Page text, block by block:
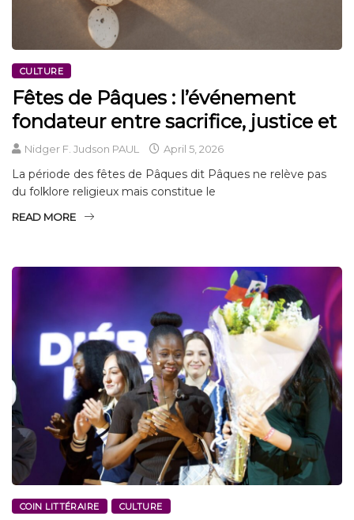
CULTURE
Fêtes de Pâques : l’événement
fondateur entre sacrifice, justice et
Nidger F. Judson PAUL April 5, 2026
La période des fêtes de Pâques dit Pâques ne relève pas
du folklore religieux mais constitue le
READ MORE
COIN LITTÉRAIRE CULTURE